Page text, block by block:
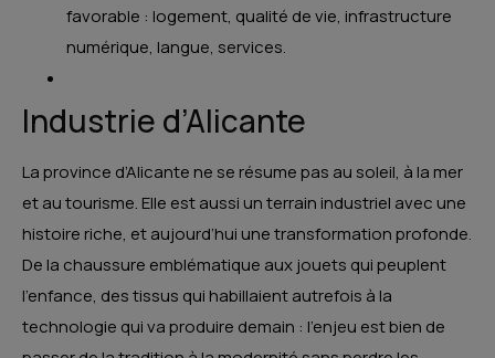
favorable : logement, qualité de vie, infrastructure
numérique, langue, services.
Industrie d’Alicante
La province d’Alicante ne se résume pas au soleil, à la mer
et au tourisme. Elle est aussi un terrain industriel avec une
histoire riche, et aujourd’hui une transformation profonde.
De la chaussure emblématique aux jouets qui peuplent
l’enfance, des tissus qui habillaient autrefois à la
technologie qui va produire demain : l’enjeu est bien de